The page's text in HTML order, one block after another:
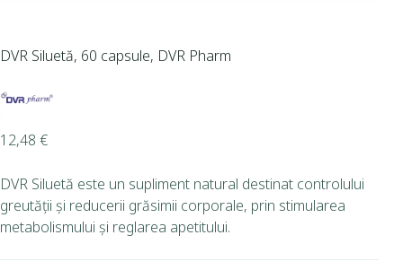
DVR Siluetă, 60 capsule, DVR Pharm
12,48 €
DVR Siluetă este un supliment natural destinat controlului
greutății și reducerii grăsimii corporale, prin stimularea
metabolismului și reglarea apetitului.